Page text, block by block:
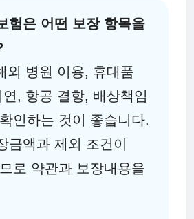
험은 어떤 보장 항목을
외 병원 이용, 휴대품
, 항공 결항, 배상책임
인하는 것이 좋습니다.
금액과 제외 조건이
로 약관과 보장내용을